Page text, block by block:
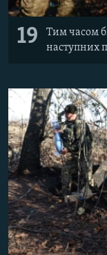
19
Тим часом
наступних